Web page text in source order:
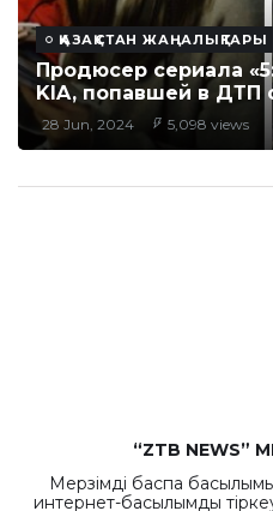
ҚАЗАҚСТАН ЖАҢАЛЫҚТАРЫ
Продюсер сериала
KIA, попавшей в ДТП
28 Jun, 2024 5,098 views
“ZTB NEWS”
Мерзімді баспа
интернет-басылымды